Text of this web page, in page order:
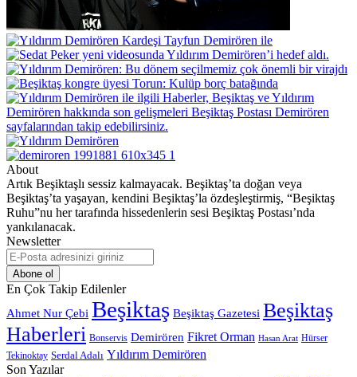
About
Artık Beşiktaşlı sessiz kalmayacak. Beşiktaş’ta doğan veya
Beşiktaş’ta yaşayan, kendini Beşiktaş’la özdeşleştirmiş, “Beşiktaş
Ruhu”nu her tarafında hissedenlerin sesi Beşiktaş Postası’nda
yankılanacak.
Newsletter
E-
Posta
adresinizi
giriniz
En Çok Takip Edilenler
Ahmet Nur Çebi Beşiktaş Beşiktaş Gazetesi Beşiktaş
Haberleri Bonservis Demirören Fikret Orman Hasan Arat Hürser
Tekinoktay Serdal Adalı Yıldırım Demirören
Son Yazılar